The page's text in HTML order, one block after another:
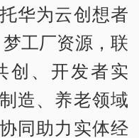
华为云创想者
工厂资源，联
创、开发者实
造、养老领域
同助力实体经